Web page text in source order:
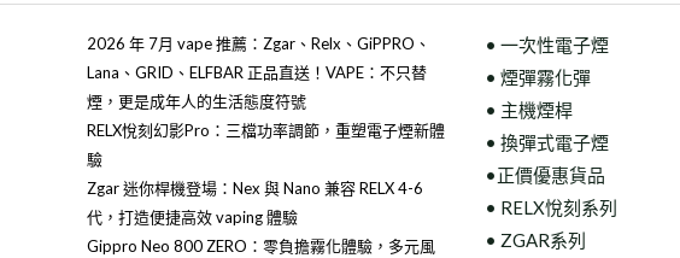
2026 年 7月 vape 推薦：Zgar、Relx、GiPPRO、
Lana、GRID、ELFBAR 正品直送！VAPE：不只替
煙，更是成年人的生活態度符號
RELX悅刻幻影Pro：三檔功率調節，重塑電子煙新體
驗
Zgar 迷你桿機登場：Nex 與 Nano 兼容 RELX 4-6
代，打造便捷高效 vaping 體驗
Gippro Neo 800 ZERO：零負擔霧化體驗，多元風
• 一次性電子煙
• 煙彈霧化彈
• 主機煙桿
• 換彈式電子煙
•正價優惠貨品
• RELX悅刻系列
• ZGAR系列